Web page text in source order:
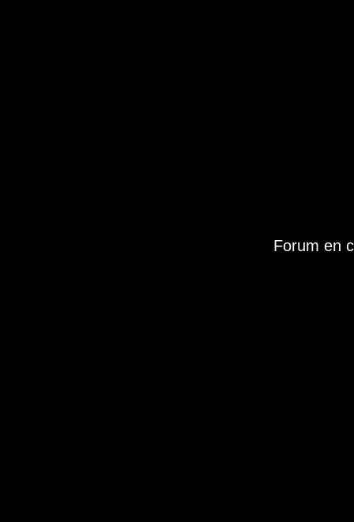
Forum en